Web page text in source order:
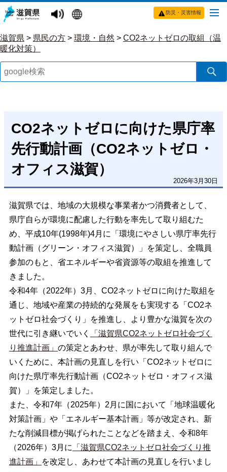
防災・災害情報
滋賀県 > 県民の方 > 環境・自然 > CO2ネットゼロの取組（温
暖化対策）
CO2ネットゼロに向けた県庁率
先行動計画（CO2ネットゼロ・
オフィス滋賀）
2026年3月30日
滋賀県では、地域の大規模な事業者かつ消費者として、
県庁自らが環境に配慮した行動を率先して取り組むた
め、平成10年(1998年)4月に「環境にやさしい県庁率先行
動計画（グリーン・オフィス滋賀）」を策定し、全職員
参加のもと、省エネルギーや省資源等の取組を推進して
きました。
令和4年（2022年）3月、CO2ネットゼロに向けた取組を
通じ、地域や産業の持続的な発展をも実現する「CO2ネ
ットゼロ社会づくり」を推進し、より豊かな滋賀を次の
世代に引き継いでいく
「滋賀県CO2ネットゼロ社会づく
り推進計画」 の策定とあわせ、県が率先して取り組んで
いくために、本計画の見直しを行い「CO2ネットゼロに
向けた県庁率先行動計画（CO2ネットゼロ・オフィス滋
賀）」を策定しました。
また、令和7年（2025年）2月に国において「地球温暖化
対策計画」や「エネルギー基本計画」等が改定され、新
たな削減目標が掲げられたことなどを踏まえ、令和8年
（2026年）3月に
「滋賀県CO2ネットゼロ社会づくり推
進計画」
を改定し、あわせて本計画の見直しを行いまし